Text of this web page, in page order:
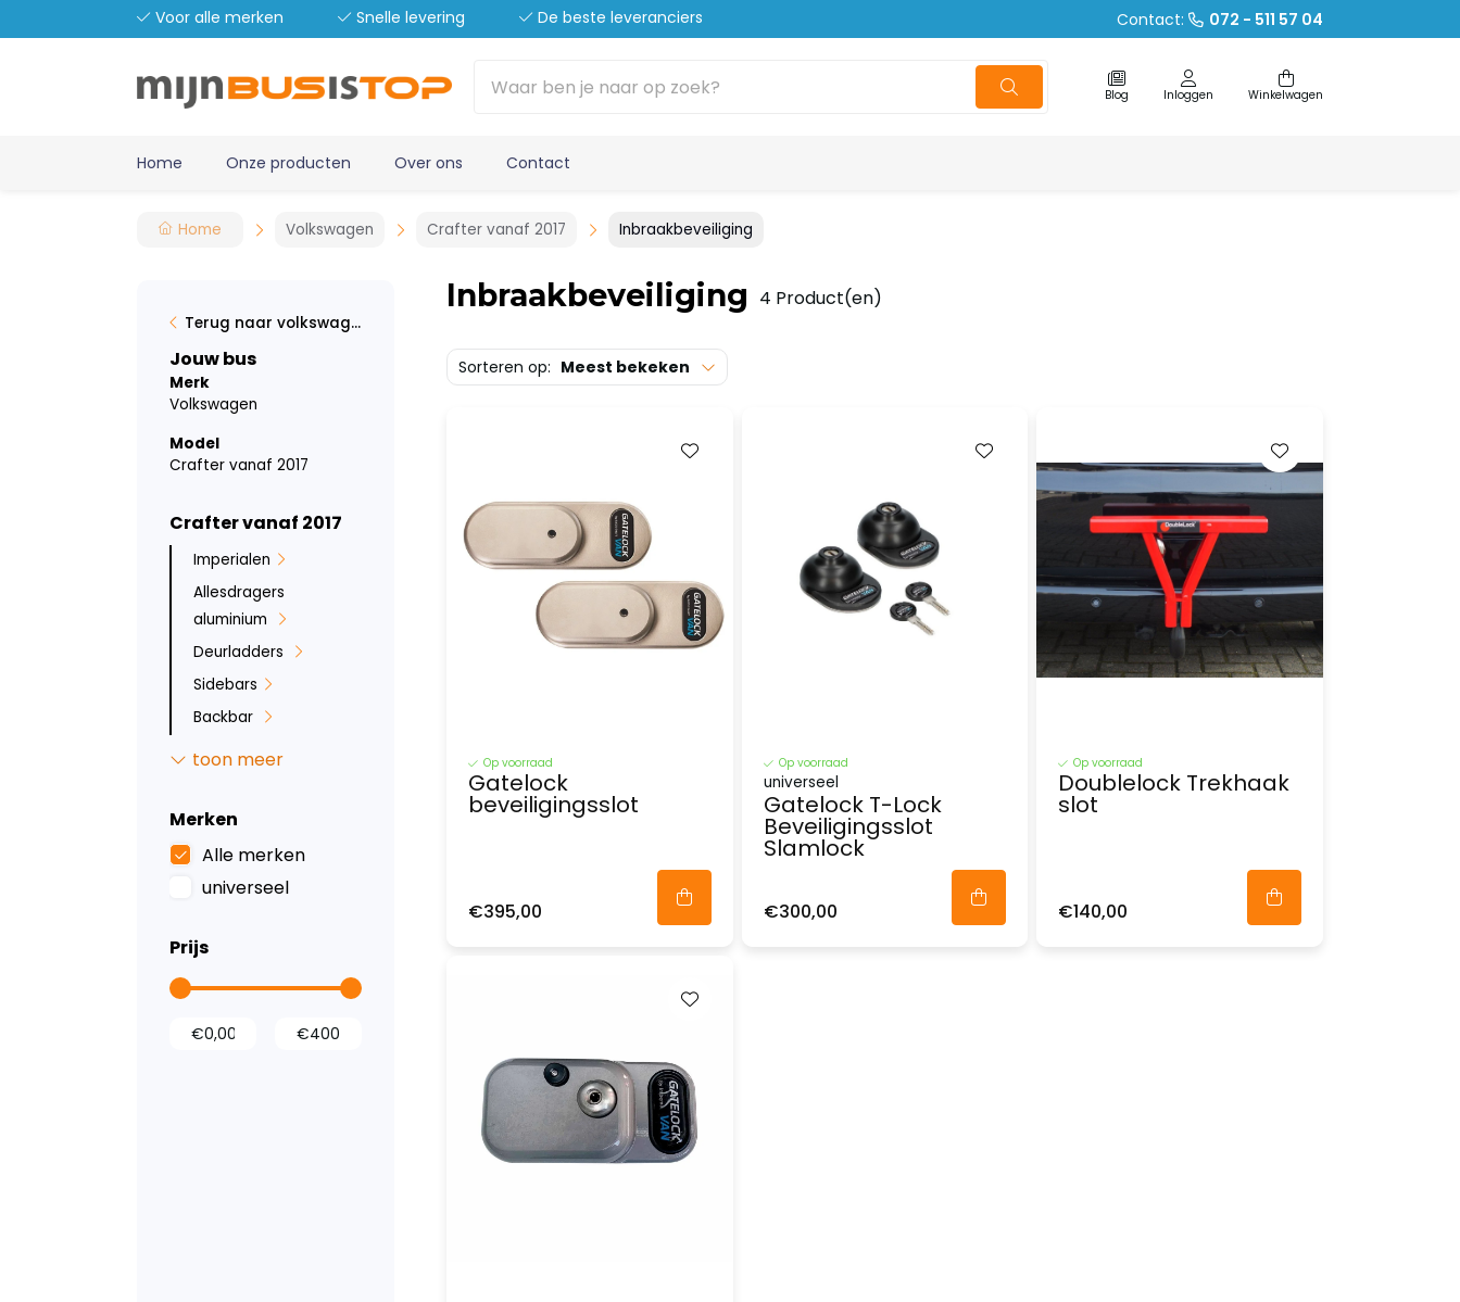
Voor alle merken Snelle levering De beste leveranciers Contact: 072 - 511 57 04
Blog Inloggen Winkelwagen
Home Onze producten Over ons Contact
Home Volkswagen Crafter vanaf 2017 Inbraakbeveiliging
Terug naar volkswagen
Jouw bus
Merk
Volkswagen
Model
Crafter vanaf 2017
Crafter vanaf 2017
Imperialen
Allesdragers
aluminium
Deurladders
Sidebars
Backbar
Ruit beveiliging
Led verlichting
Tussenwanden
Laadvloeren
Deurpanelen
Bumperbescherming
Dak- en
toon meer
Merken
Alle merken
universeel
Prijs
Inbraakbeveiliging 4 Product(en)
Sorteren op: Meest bekeken
Op voorraad
Gatelock
beveiligingsslot
€395,00
Op voorraad
universeel
Gatelock T-Lock
Beveiligingsslot
Slamlock
€300,00
Op voorraad
Doublelock Trekhaak
slot
€140,00